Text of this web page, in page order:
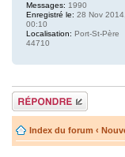
Messages: 1990
Enregistré le: 28 Nov 2014,
00:10
Localisation: Port-St-Père
44710
Répondre
Index du forum ‹